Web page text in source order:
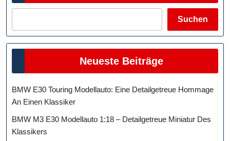
Suchen
Neueste Beiträge
BMW E30 Touring Modellauto: Eine Detailgetreue Hommage
An Einen Klassiker
BMW M3 E30 Modellauto 1:18 – Detailgetreue Miniatur Des
Klassikers